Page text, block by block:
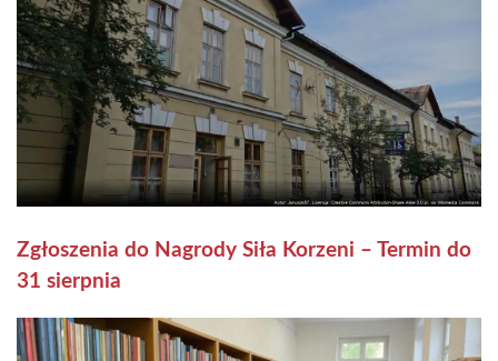
Zgłoszenia do Nagrody Siła Korzeni – Termin do
31 sierpnia